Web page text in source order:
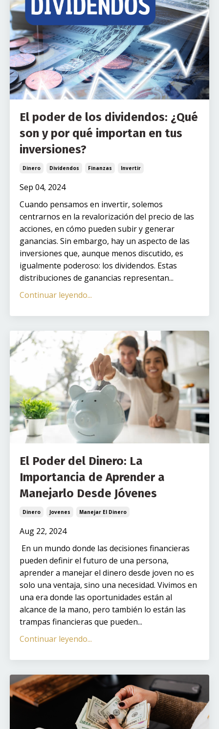
El poder de los dividendos: ¿Qué
son y por qué importan en tus
inversiones?
Dinero Dividendos Finanzas Invertir
Sep 04, 2024
Cuando pensamos en invertir, solemos
centrarnos en la revalorización del precio de las
acciones, en cómo pueden subir y generar
ganancias. Sin embargo, hay un aspecto de las
inversiones que, aunque menos discutido, es
igualmente poderoso: los dividendos. Estas
distribuciones de ganancias representan...
Continuar leyendo...
El Poder del Dinero: La
Importancia de Aprender a
Manejarlo Desde Jóvenes
Dinero Jovenes Manejar El Dinero
Aug 22, 2024
En un mundo donde las decisiones financieras
pueden definir el futuro de una persona,
aprender a manejar el dinero desde joven no es
solo una ventaja, sino una necesidad. Vivimos en
una era donde las oportunidades están al
alcance de la mano, pero también lo están las
trampas financieras que pueden...
Continuar leyendo...